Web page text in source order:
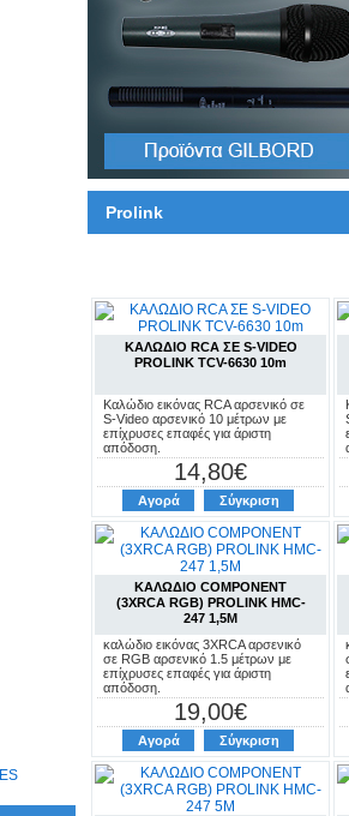
Prolink
ΚΑΛΩΔΙΟ RCA ΣΕ S-VIDEO
PROLINK TCV-6630 10m
Καλώδιο εικόνας RCA αρσενικό σε
S-Video αρσενικό 10 μέτρων με
επίχρυσες επαφές για άριστη
απόδοση.
14,80€
Αγορά Σύγκριση
ΚΑΛΩΔΙΟ COMPONENT
(3XRCA RGB) PROLINK HMC-
247 1,5M
καλώδιο εικόνας 3XRCA αρσενικό
σε RGB αρσενικό 1.5 μέτρων με
επίχρυσες επαφές για άριστη
απόδοση.
19,00€
Αγορά Σύγκριση